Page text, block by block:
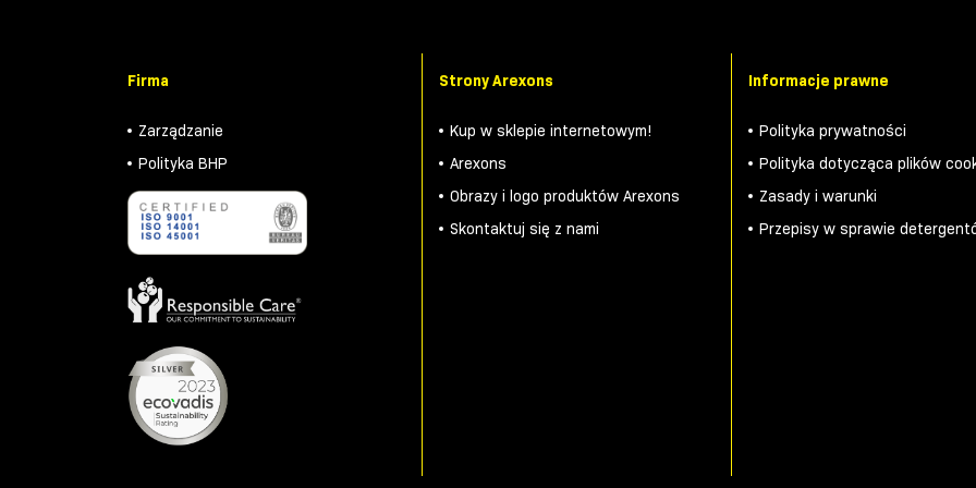
Firma
Zarządzanie
Polityka BHP
Strony Arexons
Kup w sklepie internetowym!
Arexons
Obrazy i logo produktów Arexons
Skontaktuj się z nami
Informacje prawne
Polityka prywatności
Polityka dotycząca plików
Zasady i warunki
Przepisy w sprawie